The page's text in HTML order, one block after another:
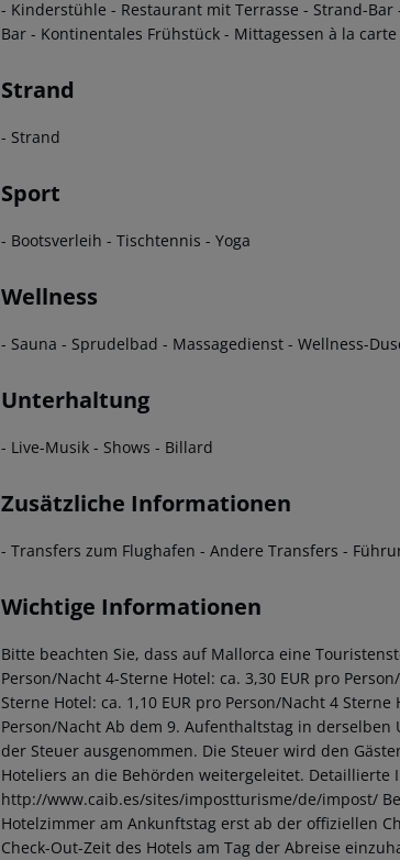
- Kinderstühle - Restaurant mit Terrasse - Strand-Bar
Bar - Kontinentales Frühstück - Mittagessen à la
Strand
- Strand
Sport
- Bootsverleih - Tischtennis - Yoga
Wellness
- Sauna - Sprudelbad - Massagedienst - Wellness-
Unterhaltung
- Live-Musik - Shows - Billard
Zusätzliche Informationen
- Transfers zum Flughafen - Andere Transfers -
Wichtige Informationen
Bitte beachten Sie, dass auf Mallorca eine
Person/Nacht 4-Sterne Hotel: ca. 3,30 EUR pro
Sterne Hotel: ca. 1,10 EUR pro Person/Nacht 4
Person/Nacht Ab dem 9. Aufenthaltstag in
der Steuer ausgenommen. Die Steuer wird den
Hoteliers an die Behörden weitergeleitet.
http://www.caib.es/sites/impostturisme/de/impost/
Hotelzimmer am Ankunftstag erst ab der offiziellen
Check-Out-Zeit des Hotels am Tag der Abreise